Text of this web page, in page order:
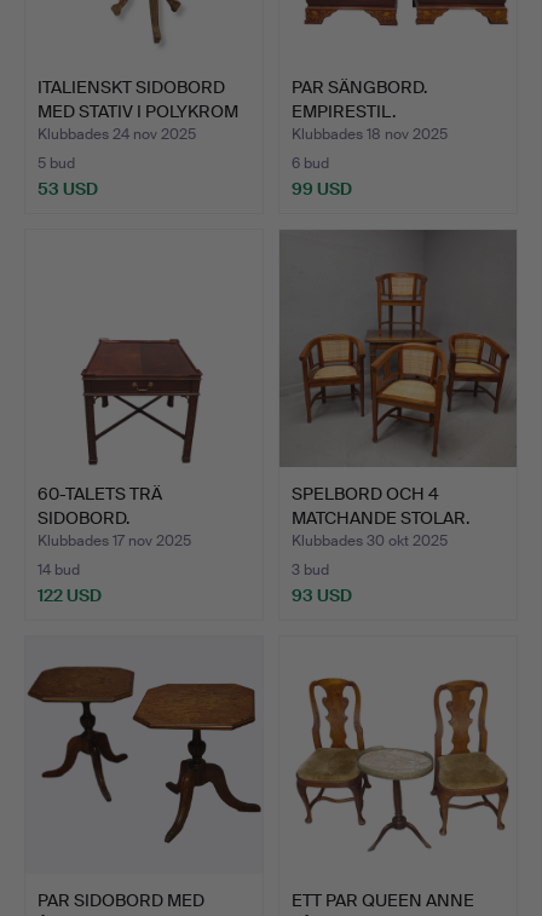
ITALIENSKT SIDOBORD
MED STATIV I POLYKROM
…
Klubbades 24 nov 2025
5 bud
53 USD
PAR SÄNGBORD.
EMPIRESTIL.
MAHOGNYPLÄTERAT …
Klubbades 18 nov 2025
6 bud
99 USD
60-TALETS TRÄ
SIDOBORD.
Klubbades 17 nov 2025
14 bud
122 USD
SPELBORD OCH 4
MATCHANDE STOLAR.
Klubbades 30 okt 2025
3 bud
93 USD
PAR SIDOBORD MED
ETT PAR QUEEN ANNE